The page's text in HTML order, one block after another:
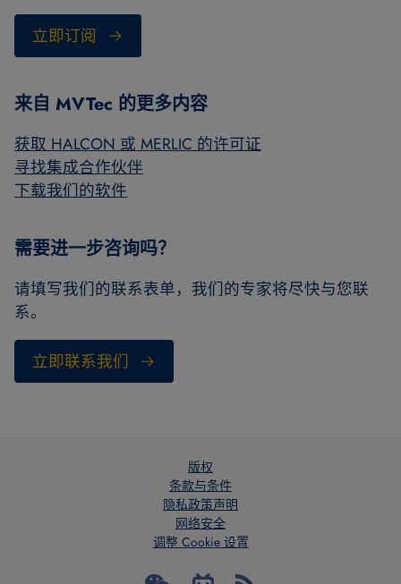
立即订阅
来自 MVTec 的更多内容
获取 HALCON 或 MERLIC 的许可证
寻找集成合作伙伴
下载我们的软件
需要进一步咨询吗？
请填写我们的联系表单，我们的专家将尽快与您联
系。
立即联系我们
版权
条款与条件
隐私政策声明
网络安全
调整 Cookie 设置